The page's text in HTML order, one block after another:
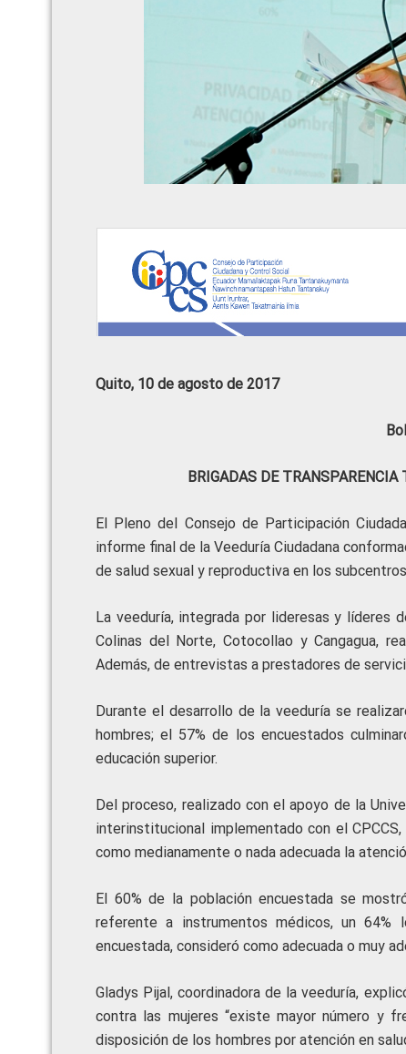
Quito, 10 de agosto de 2017
BRIGADAS DE
El Pleno del Consejo de Participación
informe final de la Veeduría Ciudadana
de salud sexual y reproductiva en los
La veeduría, integrada por lideresas y líderes
Colinas del Norte, Cotocollao y Cangagua,
Además, de entrevistas a prestadores de
Durante el desarrollo de la veeduría se
hombres; el 57% de los encuestados
educación superior.
Del proceso, realizado con el apoyo de la
interinstitucional implementado con el
como medianamente o nada adecuada la
El 60% de la población encuestada se
referente a instrumentos médicos, un 64%
encuestada, consideró como adecuada o muy
Gladys Pijal, coordinadora de la veeduría,
contra las mujeres “existe mayor número y
disposición de los hombres por atención en